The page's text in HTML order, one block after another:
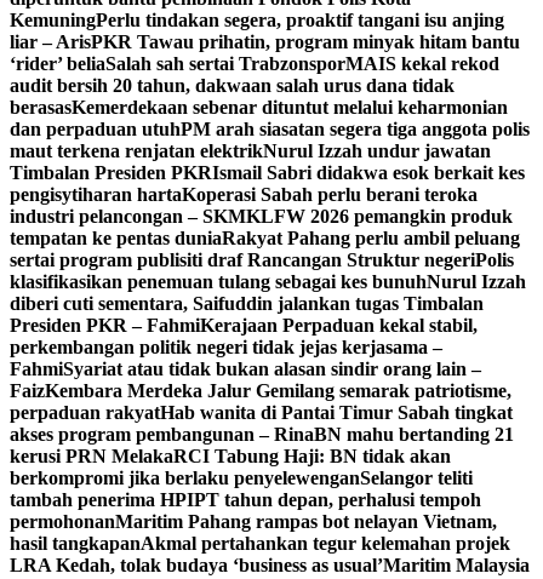
KemuningPerlu tindakan segera, proaktif tangani isu anjing
liar – ArisPKR Tawau prihatin, program minyak hitam bantu
‘rider’ beliaSalah sah sertai TrabzonsporMAIS kekal rekod
audit bersih 20 tahun, dakwaan salah urus dana tidak
berasasKemerdekaan sebenar dituntut melalui keharmonian
dan perpaduan utuhPM arah siasatan segera tiga anggota polis
maut terkena renjatan elektrikNurul Izzah undur jawatan
Timbalan Presiden PKRIsmail Sabri didakwa esok berkait kes
pengisytiharan hartaKoperasi Sabah perlu berani teroka
industri pelancongan – SKMKLFW 2026 pemangkin produk
tempatan ke pentas duniaRakyat Pahang perlu ambil peluang
sertai program publisiti draf Rancangan Struktur negeriPolis
klasifikasikan penemuan tulang sebagai kes bunuhNurul Izzah
diberi cuti sementara, Saifuddin jalankan tugas Timbalan
Presiden PKR – FahmiKerajaan Perpaduan kekal stabil,
perkembangan politik negeri tidak jejas kerjasama –
FahmiSyariat atau tidak bukan alasan sindir orang lain –
FaizKembara Merdeka Jalur Gemilang semarak patriotisme,
perpaduan rakyatHab wanita di Pantai Timur Sabah tingkat
akses program pembangunan – RinaBN mahu bertanding 21
kerusi PRN MelakaRCI Tabung Haji: BN tidak akan
berkompromi jika berlaku penyelewenganSelangor teliti
tambah penerima HPIPT tahun depan, perhalusi tempoh
permohonanMaritim Pahang rampas bot nelayan Vietnam,
hasil tangkapanAkmal pertahankan tegur kelemahan projek
LRA Kedah, tolak budaya ‘business as usual’Maritim Malaysia